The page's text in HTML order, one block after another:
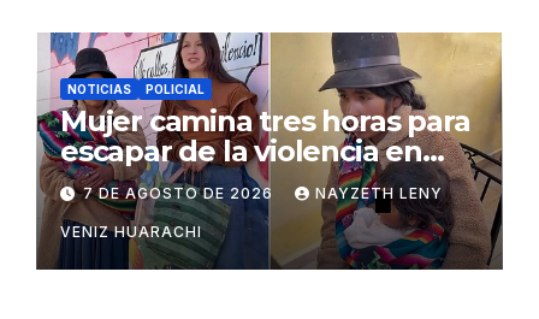
NOTICIAS POLICIAL
Mujer camina tres horas para
escapar de la violencia en
Potosí
7 DE AGOSTO DE 2026 NAYZETH LENY
VENIZ HUARACHI